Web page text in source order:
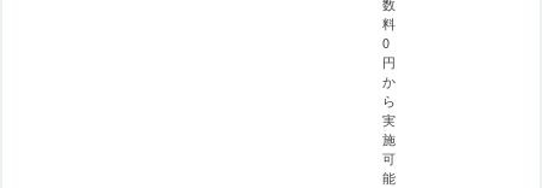
料
0
円
か
ら
実
施
可
能